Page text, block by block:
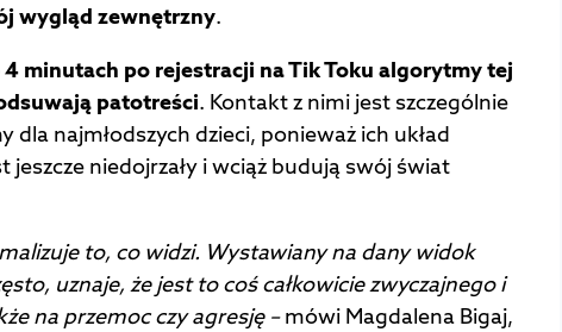
wygląd zewnętrzny.
4 minutach po rejestracji na Tik Toku algorytmy tej
patotreści. Kontakt z nimi jest szczególnie
dla najmłodszych dzieci, ponieważ ich układ
jeszcze niedojrzały i wciąż budują swój świat
to, co widzi. Wystawiany na dany widok
uznaje, że jest to coś całkowicie zwyczajnego i
na przemoc czy agresję –mówi Magdalena Bigaj,